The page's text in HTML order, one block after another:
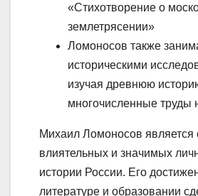
«Стихотворение о
землетрясении»
Ломоносов также
историческими
изучая древнюю
многочисленные труды
Михаил Ломоносов является
влиятельных и значимых
истории России. Его
литературе и образовании